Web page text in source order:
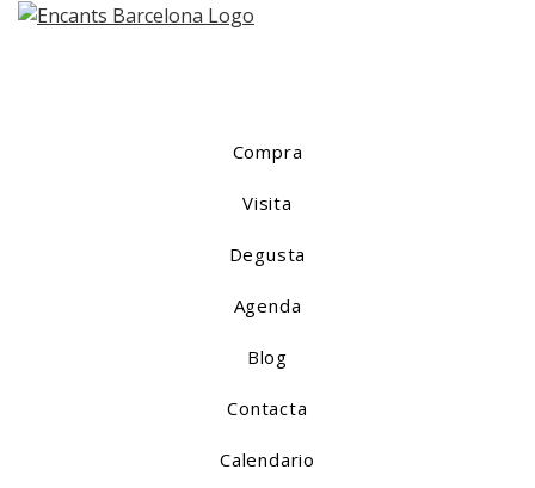
Compra
Visita
Degusta
Agenda
Blog
Contacta
Calendario